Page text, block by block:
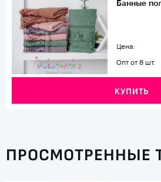
Банные
Цена:
Опт от 8 шт.
КУПИТЬ
ПРОСМОТРЕННЫЕ